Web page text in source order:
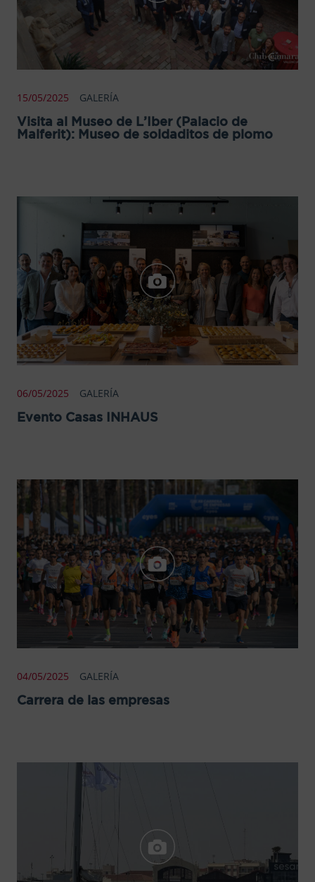
15/05/2025 GALERÍA
Visita al Museo de L’Iber (Palacio de
Malferit): Museo de soldaditos de plomo
06/05/2025 GALERÍA
Evento Casas INHAUS
04/05/2025 GALERÍA
Carrera de las empresas